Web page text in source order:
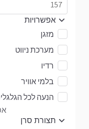
אפשרויות
מזגן
מערכת ניווט
רדיו
בלמי אוויר
הנעה לכל
תצורת סרן